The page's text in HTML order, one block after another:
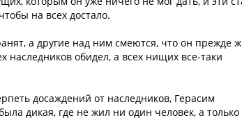
на всех достало.
а другие над ним смеются, что он прежде
наследников обидел, а всех нищих все-таки
досаждений от наследников, Герасим
дикая, где не жил ни один человек, а только